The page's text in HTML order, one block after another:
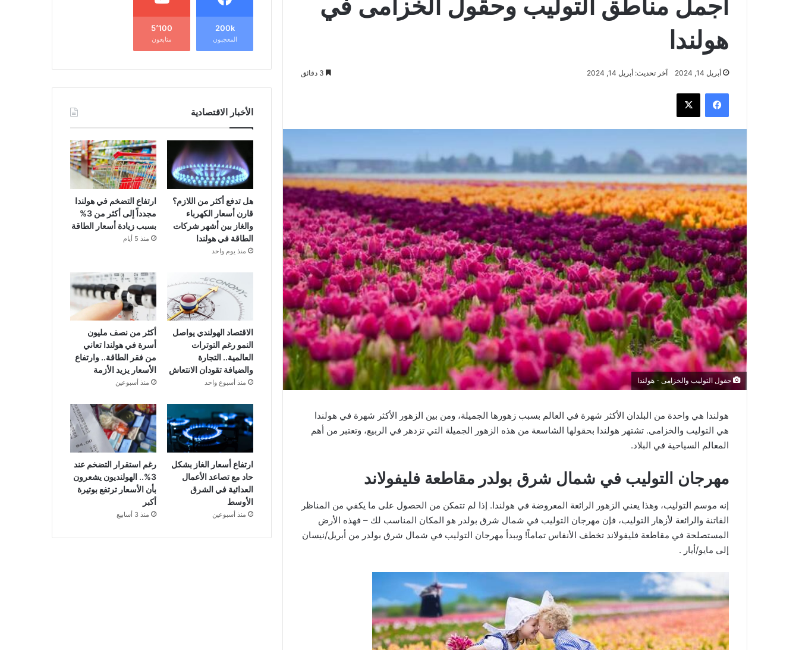
أجمل مناطق التوليب وحقول الخزامى في
هولندا
أبريل 14, 2024 آخر تحديث: أبريل 14, 2024
فيسبوك ‫X
حقول التوليب والخزامى - هولندا
هولندا هي واحدة من البلدان الأكثر شهرة في العالم بسبب زهورها الجميلة، ومن بين الزهور الأكثر شهرة في هولندا
هي التوليب والخزامى. تشتهر هولندا بحقولها الشاسعة من هذه الزهور الجميلة التي تزدهر في الربيع، وتعتبر من أهم
المعالم السياحية في البلاد.
مهرجان التوليب في شمال شرق بولدر مقاطعة فليفولاند
إنه موسم التوليب، وهذا يعني الزهور الرائعة المعروضة في هولندا. إذا لم تتمكن من الحصول على ما يكفي من المناظر
الفاتنة والرائعة لأزهار التوليب، فإن مهرجان التوليب في شمال شرق بولدر هو المكان المناسب لك – فهذه الأرض
المستصلحة في مقاطعة فليفولاند تخطف الأنفاس تماماً! ويبدأ مهرجان التوليب في شمال شرق بولدر من أبريل/نيسان
إلى مايو/أيار .
200k
المعجبون
5٬100
متابعون
الأخبار الاقتصادية
هل تدفع أكثر من اللازم؟
قارن أسعار الكهرباء
والغاز بين أشهر شركات
الطاقة في هولندا
منذ يوم واحد
ارتفاع التضخم في هولندا
مجدداً إلى أكثر من 3%
بسبب زيادة أسعار الطاقة
منذ 5 أيام
الاقتصاد الهولندي يواصل
النمو رغم التوترات
العالمية.. التجارة
والضيافة تقودان الانتعاش
منذ أسبوع واحد
أكثر من نصف مليون
أسرة في هولندا تعاني
من فقر الطاقة.. وارتفاع
الأسعار يزيد الأزمة
منذ أسبوعين
ارتفاع أسعار الغاز بشكل
حاد مع تصاعد الأعمال
العدائية في الشرق
الأوسط
منذ أسبوعين
رغم استقرار التضخم عند
3%.. الهولنديون يشعرون
بأن الأسعار ترتفع بوتيرة
أكبر
منذ 3 أسابيع